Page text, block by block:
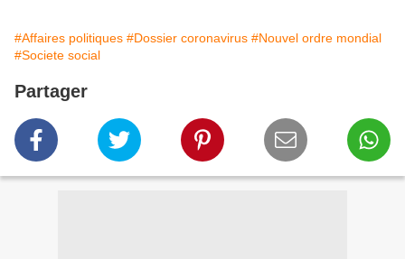
#Affaires politiques #Dossier coronavirus #Nouvel ordre mondial
#Societe social
Partager